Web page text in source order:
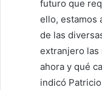
futuro que
ello, estamos
de las
extranjero las
ahora y qué
indicó